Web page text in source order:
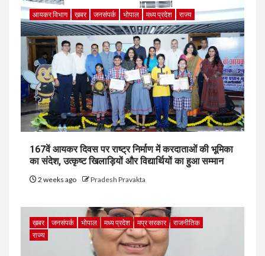
आयकर विभाग ख़बर जनसंपर्क भोपाल मध्य प्रदेश राज्य
167वें आयकर दिवस पर राष्ट्र निर्माण में करदाताओं की भूमिका
का संदेश, उत्कृष्ट खिलाड़ियों और विद्यार्थियों का हुआ सम्मान
2 weeks ago Pradesh Pravakta
ख़बर जनसंपर्क भोपाल मध्य प्रदेश मप्र सरकार
राजनीतिक
राज्य